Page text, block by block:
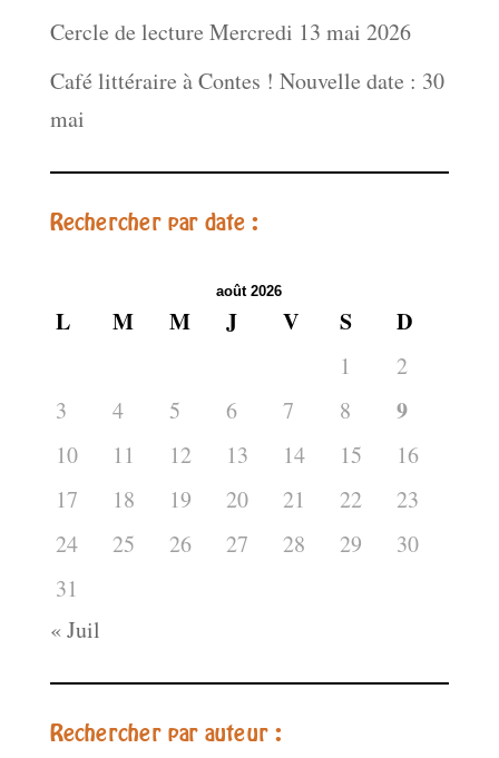
Cercle de lecture Mercredi 13 mai 2026
Café littéraire à Contes ! Nouvelle date : 30
mai
Rechercher par date :
août 2026
L M M J V S D
1
2
3
4 5 6 7 8 9
10 11 12 13 14 15
16
17
18 19 20 21 22
23
24
25 26 27 28 29
30
31
« Juil
Rechercher par auteur :